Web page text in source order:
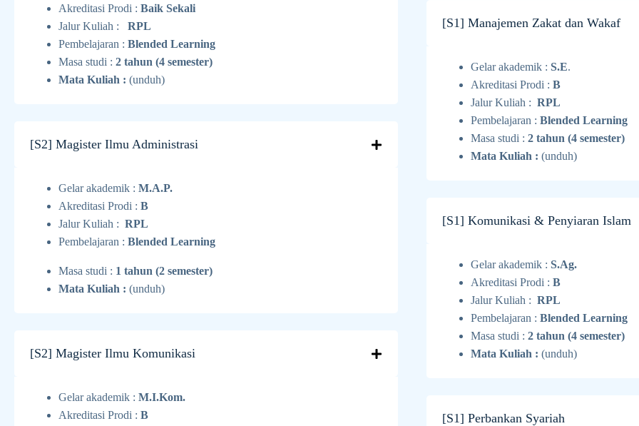
Akreditasi Prodi : Baik Sekali
Jalur Kuliah :
RPL
Pembelajaran : Blended Learning
Masa studi : 2 tahun (4 semester)
Mata Kuliah : (unduh)
[S2] Magister Ilmu Administrasi
Gelar akademik : M.A.P.
Akreditasi Prodi : B
Jalur Kuliah : RPL
Pembelajaran : Blended Learning
Masa studi : 1 tahun (2 semester)
Mata Kuliah : (unduh)
[S2] Magister Ilmu Komunikasi
Gelar akademik : M.I.Kom.
Akreditasi Prodi : B
[S1] Manajemen Zakat dan Wakaf
Gelar akademik : S.E.
Akreditasi Prodi : B
Jalur Kuliah : RPL
Pembelajaran : Blended Learning
Masa studi : 2 tahun (4 semester)
Mata Kuliah : (unduh)
[S1] Komunikasi & Penyiaran Islam
Gelar akademik : S.Ag.
Akreditasi Prodi : B
Jalur Kuliah : RPL
Pembelajaran : Blended Learning
Masa studi : 2 tahun (4 semester)
Mata Kuliah : (unduh)
[S1] Perbankan Syariah